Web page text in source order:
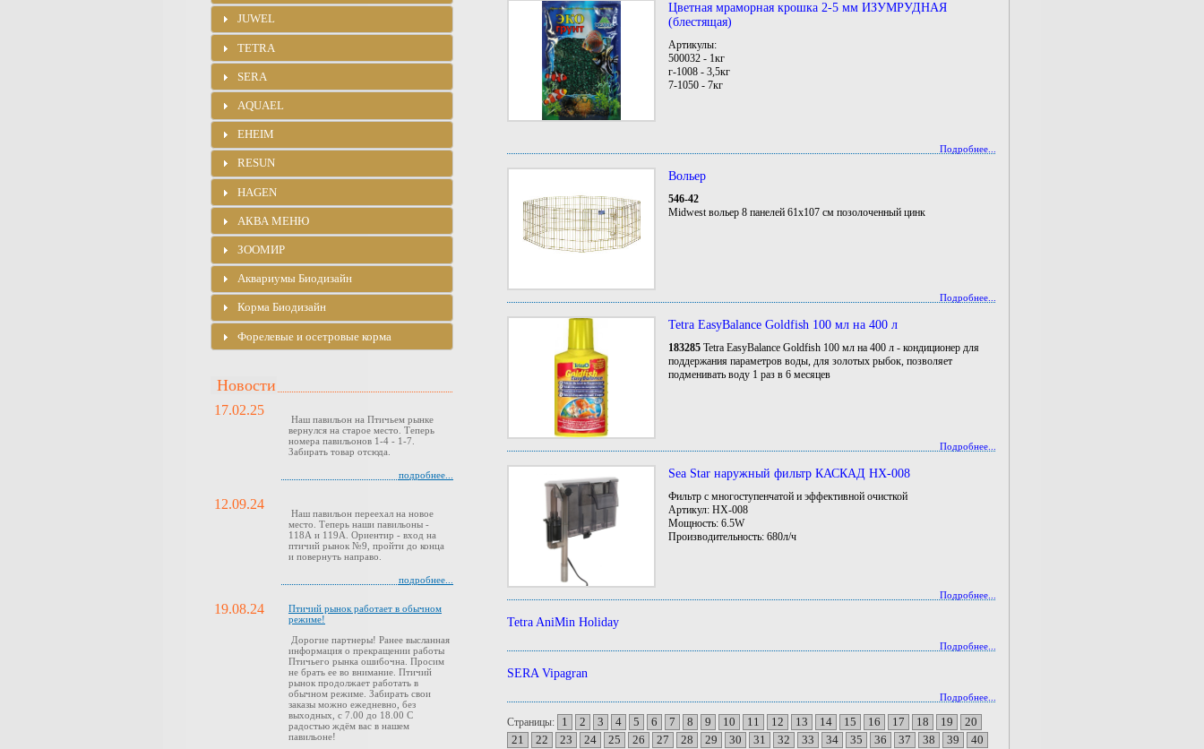
Цветная мраморная крошка 2-5 мм ИЗУМРУДНАЯ
(блестящая)
Артикулы:
500032 - 1кг
г-1008 - 3,5кг
7-1050 - 7кг
Подробнее...
Вольер
546-42
Midwest вольер 8 панелей 61х107 см позолоченный цинк
Подробнее...
Tetra EasyBalance Goldfish 100 мл на 400 л
183285 Tetra EasyBalance Goldfish 100 мл на 400 л - кондиционер для
поддержания параметров воды, для золотых рыбок, позволяет
подменивать воду 1 раз в 6 месяцев
Подробнее...
Sea Star наружный фильтр КАСКАД HX-008
Фильтр с многоступенчатой и эффективной очисткой
Артикул: НХ-008
Мощность: 6.5W
Производительность: 680л/ч
Подробнее...
Tetra AniMin Holiday
Подробнее...
SERA Vipagran
Подробнее...
Страницы: 1 2 3 4 5 6 7 8 9 10 11 12 13 14 15 16 17 18 19
20
21
22 23 24 25 26 27 28 29 30 31 32 33 34 35 36 37 38 39 40
JUWEL
TETRA
SERA
AQUAEL
EHEIM
RESUN
HAGEN
АКВА МЕНЮ
ЗООМИР
Аквариумы Биодизайн
Корма Биодизайн
Форелевые и осетровые корма
Новости
17.02.25
Наш павильон на Птичьем рынке
вернулся на старое место. Теперь
номера павильонов 1-4 - 1-7.
Забирать товар отсюда.
подробнее...
12.09.24
Наш павильон переехал на новое
место. Теперь наши павильоны -
118А и 119А. Ориентир - вход на
птичий рынок №9, пройти до конца
и повернуть направо.
подробнее...
19.08.24
Птичий рынок работает в обычном
режиме!
Дорогие партнеры! Ранее высланная
информация о прекращении работы
Птичьего рынка ошибочна. Просим
не брать ее во внимание. Птичий
рынок продолжает работать в
обычном режиме. Забирать свои
заказы можно ежедневно, без
выходных, с 7.00 до 18.00 С
радостью ждём вас в нашем
павильоне!